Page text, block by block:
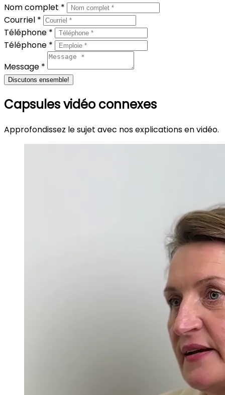
Nom complet *
Courriel *
Téléphone *
Téléphone *
Message *
Discutons ensemble!
Capsules vidéo connexes
Approfondissez le sujet avec nos explications en vidéo.